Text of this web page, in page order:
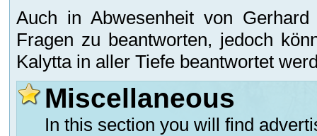
Auch in Abwesenheit von
Fragen zu beantworten, jedoch
Kalytta in aller Tiefe beantwortet
Miscellaneous
In this section you will find